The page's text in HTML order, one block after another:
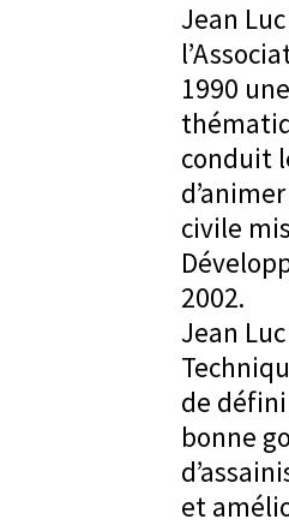
Jean
1990
conduit
civile
2002.
Jean
de
bonne
et